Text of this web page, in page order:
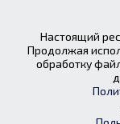
Настоящий
Продолжая
обработку